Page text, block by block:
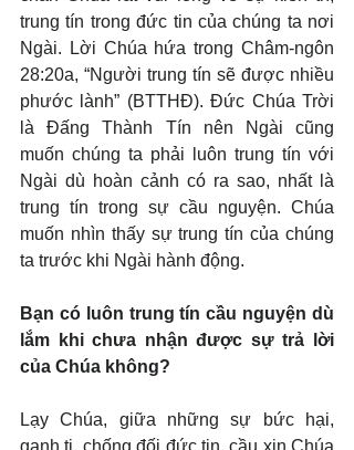
trung tín trong đức tin của chúng ta nơi
Ngài. Lời Chúa hứa trong Châm-ngôn
28:20a, “Người trung tín sẽ được nhiều
phước lành” (BTTHĐ). Đức Chúa Trời
là Đấng Thành Tín nên Ngài cũng
muốn chúng ta phải luôn trung tín với
Ngài dù hoàn cảnh có ra sao, nhất là
trung tín trong sự cầu nguyện. Chúa
muốn nhìn thấy sự trung tín của chúng
ta trước khi Ngài hành động.
Bạn có luôn trung tín cầu nguyện dù
lắm khi chưa nhận được sự trả lời
của Chúa không?
Lạy Chúa, giữa những sự bức hại,
ganh tị, chống đối đức tin, cầu xin Chúa